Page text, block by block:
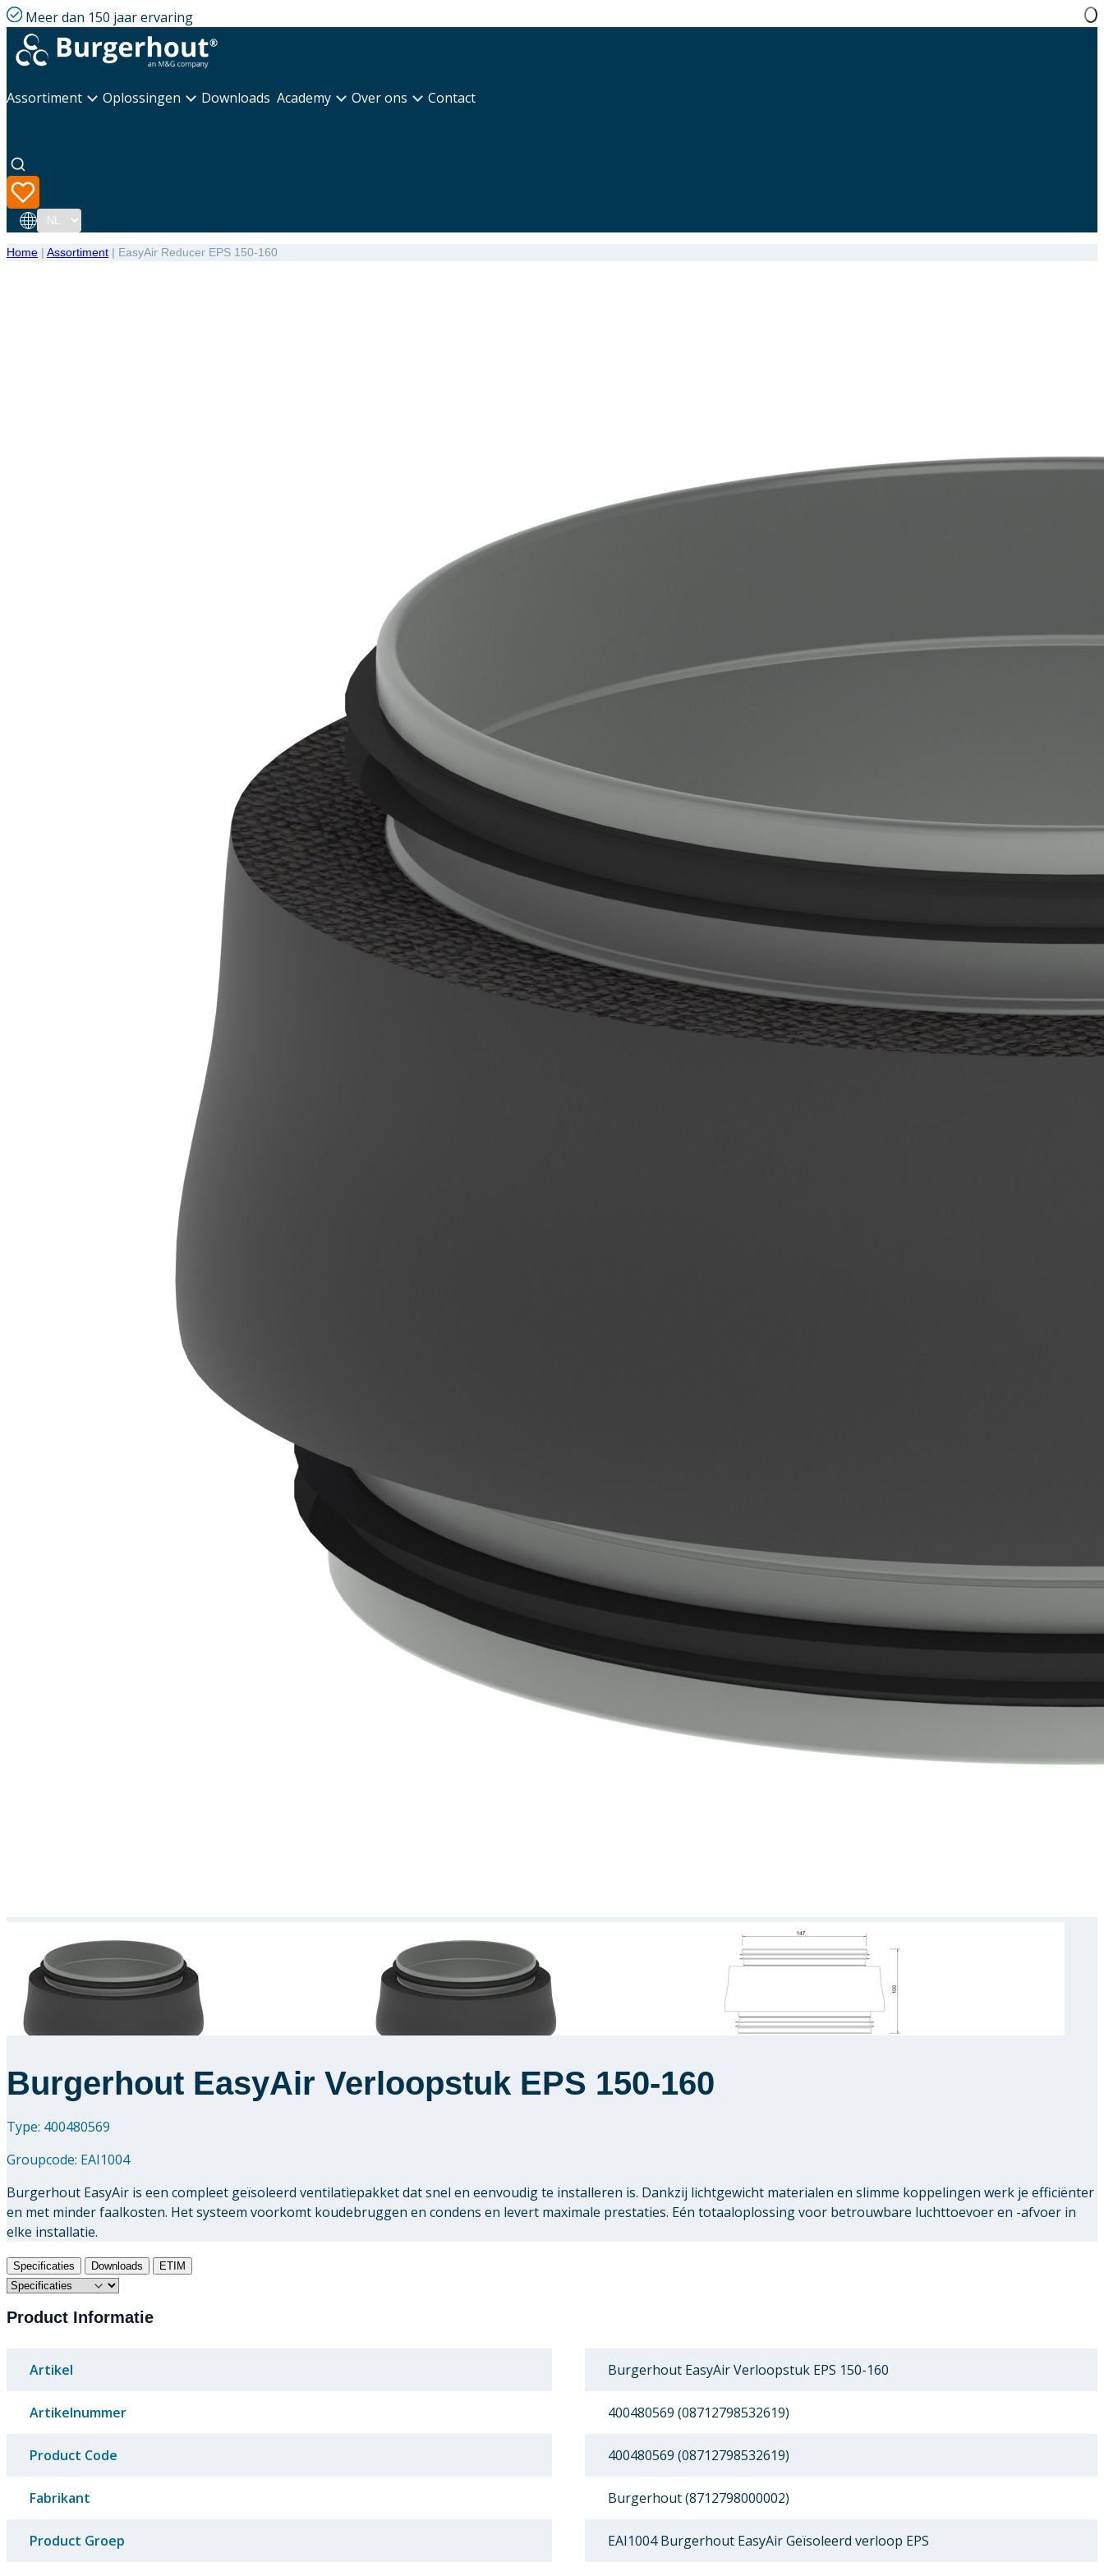
Meer dan 150 jaar ervaring
Assortiment Oplossingen Downloads Academy Over ons Contact
Taal
Home | Assortiment | EasyAir Reducer EPS 150-160
Burgerhout EasyAir Verloopstuk EPS 150-160
Type: 400480569
Groupcode: EAI1004
Burgerhout EasyAir is een compleet geïsoleerd ventilatiepakket dat snel en eenvoudig te installeren is. Dankzij lichtgewicht materialen en slimme koppelingen werk je efficiënter
en met minder faalkosten. Het systeem voorkomt koudebruggen en condens en levert maximale prestaties. Eén totaaloplossing voor betrouwbare luchttoevoer en -afvoer in
elke installatie.
Specificaties Downloads ETIM
Product Informatie
Artikel Burgerhout EasyAir Verloopstuk EPS 150-160
Artikelnummer 400480569 (08712798532619)
Product Code 400480569 (08712798532619)
Fabrikant Burgerhout (8712798000002)
Product Groep EAI1004 Burgerhout EasyAir Geïsoleerd verloop EPS